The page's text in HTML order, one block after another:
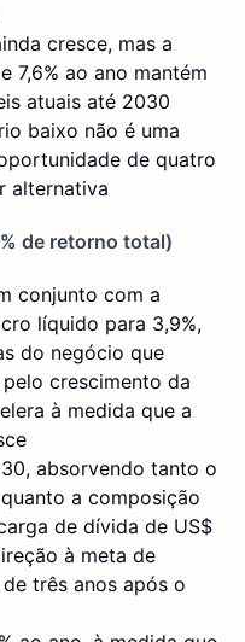
cresce, mas a
7,6% ao ano mantém
atuais até 2030
baixo não é uma
de quatro
alternativa
de retorno total)
conjunto com a
líquido para 3,9%,
do negócio que
crescimento da
à medida que a
absorvendo tanto o
a composição
de dívida de US$
à meta de
três anos após o